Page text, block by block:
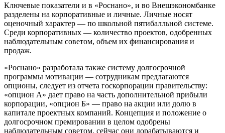
Ключевые показатели и в «Роснано», и во Внешэкономбанке
разделены на корпоративные и личные. Личные носят
оценочный характер — по школьной пятибалльной системе.
Среди корпоративных — количество проектов, одобренных
наблюдательным советом, объем их финансирования и
продаж.
«Роснано» разработала также систему долгосрочной
программы мотивации — сотрудникам предлагаются
опционы, следует из отчета госкорпорации правительству:
«опцион А» дает право на часть дополнительной прибыли
корпорации, «опцион Б» — право на акции или долю в
капитале проектных компаний. Концепция и положение о
долгосрочном премировании в целом одобрены
наблюдательным советом, сейчас они дорабатываются и